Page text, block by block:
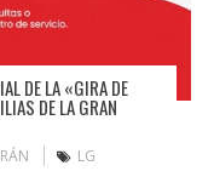
DE LA «GIRA DE
DE LA GRAN
LG